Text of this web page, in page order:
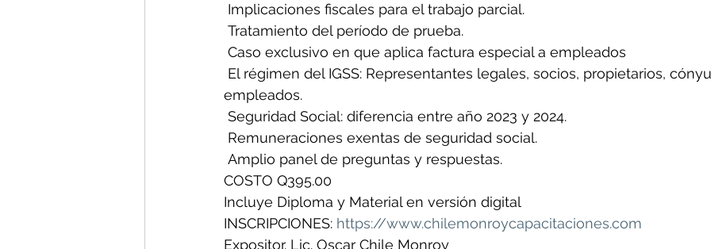
Implicaciones fiscales para el trabajo parcial.
Tratamiento del período de prueba.
Caso exclusivo en que aplica factura especial a empleados
El régimen del IGSS: Representantes legales, socios, propietarios,
empleados.
Seguridad Social: diferencia entre año 2023 y 2024.
Remuneraciones exentas de seguridad social.
Amplio panel de preguntas y respuestas.
COSTO Q395.00
Incluye Diploma y Material en versión digital
INSCRIPCIONES: https://www.chilemonroycapacitaciones.com
Expositor. Lic. Oscar Chile Monroy